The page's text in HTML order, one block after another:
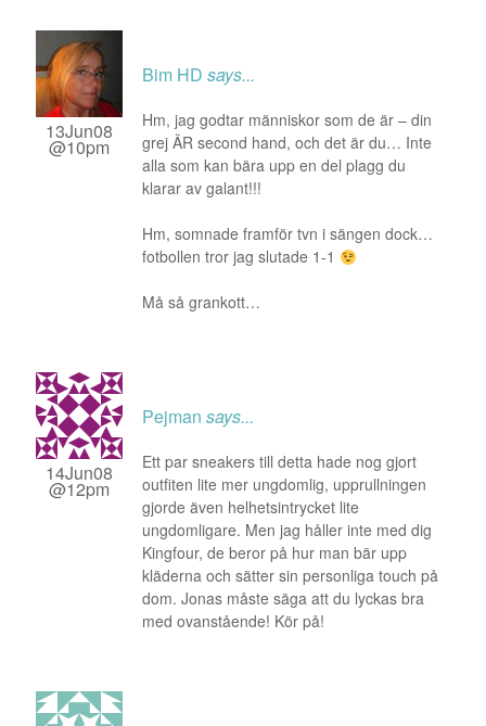
13Jun08
@10pm
Bim HD says...
Hm, jag godtar människor som de är – din
grej ÄR second hand, och det är du… Inte
alla som kan bära upp en del plagg du
klarar av galant!!!
Hm, somnade framför tvn i sängen dock…
fotbollen tror jag slutade 1-1
Må så grankott…
14Jun08
@12pm
Pejman says...
Ett par sneakers till detta hade nog gjort
outfiten lite mer ungdomlig, upprullningen
gjorde även helhetsintrycket lite
ungdomligare. Men jag håller inte med dig
Kingfour, de beror på hur man bär upp
kläderna och sätter sin personliga touch på
dom. Jonas måste säga att du lyckas bra
med ovanstående! Kör på!